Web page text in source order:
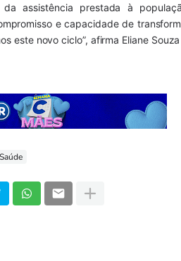
da assistência prestada à
e capacidade de
este novo ciclo”, afirma Eliane
Saúde